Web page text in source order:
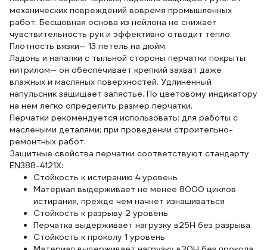
механических повреждений вовремя промышленных
работ. Бесшовная основа из нейлона не снижает
чувствительность рук и эффективно отводит тепло.
Плотность вязки— 13 петель на дюйм.
Ладонь и напалки с тыльной стороны перчатки покрыты
нитрилом— он обеспечивает крепкий захват даже
влажных и масляных поверхностей. Удлиненный
напульсник защищает запястье. По цветовому индикатору
на нем легко определить размер перчатки.
Перчатки рекомендуется использовать: для работы с
маслеными деталями; при проведении строительно-
ремонтных работ.
Защитные свойства перчатки соответствуют стандарту
EN388-4121X:
Стойкость к истиранию 4 уровень
Материал выдерживает не менее 8000 циклов
истирания, прежде чем начнет изнашиваться
Стойкость к разрыву 2 уровень
Перчатка выдерживает нагрузку в25Н без разрыва
Стойкость к проколу 1 уровень